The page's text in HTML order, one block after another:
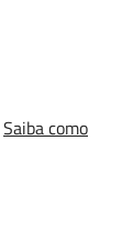
Saiba como